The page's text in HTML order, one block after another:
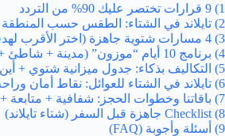
1) 9 قرارات تختصر عليك 90% من التردد
2) تايلاند في الشتاء: الطقس حسب المنطقة (قرار لا معلومة)
3) 4 مسارات شتوية جاهزة (اختر الأقرب لهدفك)
4) برنامج 10 أيام “موزون” (مدينة + شاطئ + يوم مرن)
5) التكاليف بذكاء: جدول ميزانية شتوي + أين توفر
6) تايلاند في الشتاء للعوائل: نقاط أمان وراحة
7) باقاتنا وخطوات الحجز: شفافية + متابعة + ملف رحلة
8) Checklist جاهزة قبل السفر (شتاء تايلاند)
9) أسئلة وأجوبة (FAQ)